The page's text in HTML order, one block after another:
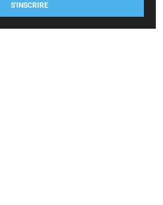
S'INSCRIRE